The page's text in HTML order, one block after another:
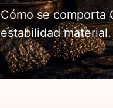
Cómo se comporta
estabilidad material.